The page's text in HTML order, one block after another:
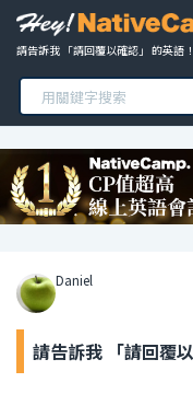
請告訴我 「請回覆以確認」 的英語！
Daniel
請告訴我 「請回覆